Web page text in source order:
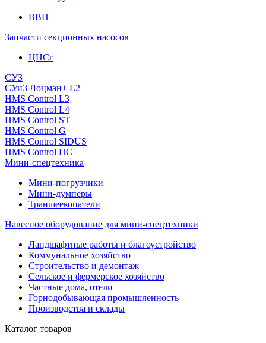
ВВН
Запчасти секционных насосов
ЦНСг
СУЗ
СУиЗ Лоцман+ L2
HMS Control L3
HMS Control L4
HMS Control ST
HMS Control G
HMS Control SIDUS
HMS Control HC
Мини-спецтехника
Мини-погрузчики
Мини-думперы
Траншеекопатели
Навесное оборудование для мини-спецтехники
Ландшафтные работы и благоустройство
Коммунальное хозяйство
Строительство и демонтаж
Сельское и фермерское хозяйство
Частные дома, отели
Горнодобывающая промышленность
Производства и склады
Каталог товаров